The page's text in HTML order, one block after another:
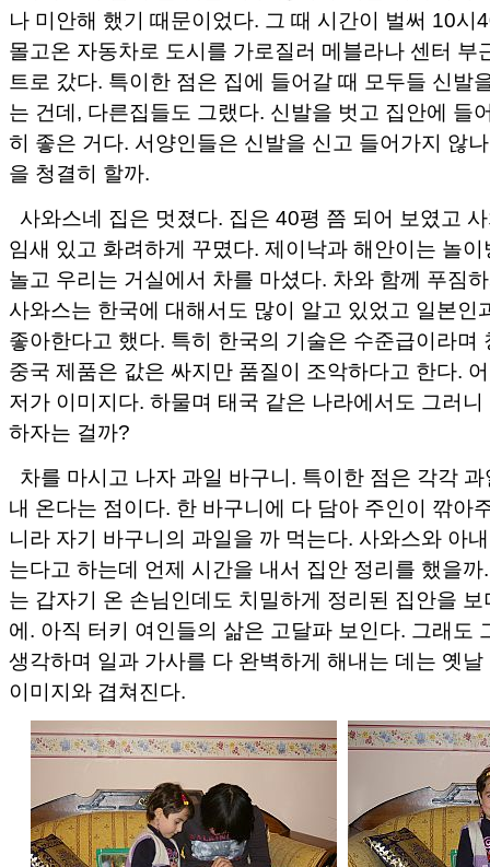
나 미안해 했기 때문이었다. 그 때 시간이 벌써 10시
몰고온 자동차로 도시를 가로질러 메블라나 센터 부
트로 갔다. 특이한 점은 집에 들어갈 때 모두들 신발
는 건데, 다른집들도 그랬다. 신발을 벗고 집안에 들
히 좋은 거다. 서양인들은 신발을 신고 들어가지 않
을 청결히 할까.
사와스네 집은 멋졌다. 집은 40평 쯤 되어 보였고
임새 있고 화려하게 꾸몄다. 제이낙과 해안이는 놀
놀고 우리는 거실에서 차를 마셨다. 차와 함께 푸짐
사와스는 한국에 대해서도 많이 알고 있었고 일본인
좋아한다고 했다. 특히 한국의 기술은 수준급이라며
중국 제품은 값은 싸지만 품질이 조악하다고 한다.
저가 이미지다. 하물며 태국 같은 나라에서도 그러
하자는 걸까?
차를 마시고 나자 과일 바구니. 특이한 점은 각각
내 온다는 점이다. 한 바구니에 다 담아 주인이 깎아
니라 자기 바구니의 과일을 까 먹는다. 사와스와 아
는다고 하는데 언제 시간을 내서 집안 정리를 했을
는 갑자기 온 손님인데도 치밀하게 정리된 집안을
에. 아직 터키 여인들의 삶은 고달파 보인다. 그래도
생각하며 일과 가사를 다 완벽하게 해내는 데는 옛
이미지와 겹쳐진다.